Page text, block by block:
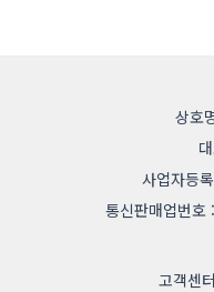
상호
사업자등
통신판매업번
고객센